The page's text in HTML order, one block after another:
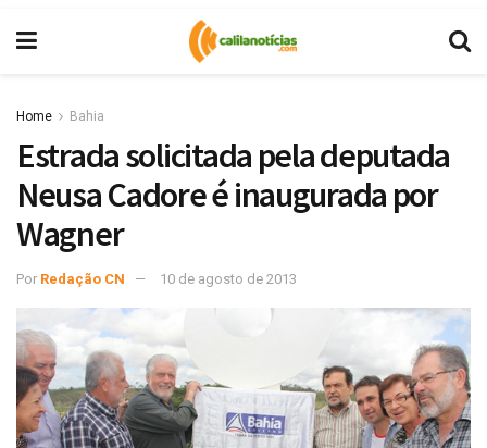
Home Bahia
Estrada solicitada pela deputada
Neusa Cadore é inaugurada por
Wagner
Por Redação CN 10 de agosto de 2013